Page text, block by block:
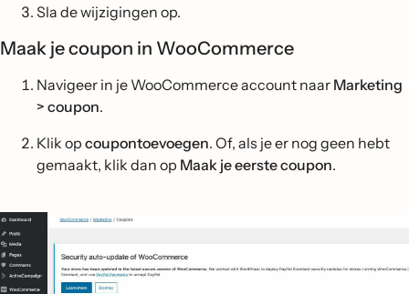
Sla de wijzigingen op.
Maak je coupon in WooCommerce
Navigeer in je WooCommerce account naar Marketing
> coupon.
Klik op coupontoevoegen. Of, als je er nog geen hebt
gemaakt, klik dan op Maak je eerste coupon.